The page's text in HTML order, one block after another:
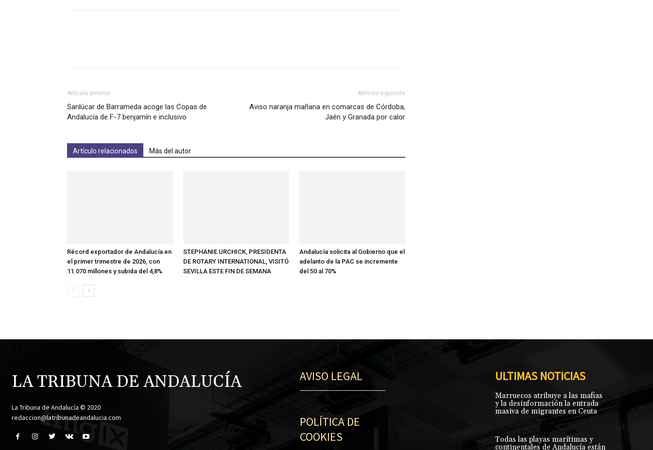
Artículo anterior
Sanlúcar de Barrameda acoge las Copas de
Andalucía de F-7 benjamín e inclusivo
Artículo siguiente
Aviso naranja mañana en comarcas de Córdoba,
Jaén y Granada por calor
Artículo relacionados Más del autor
Récord exportador de Andalucía en
el primer trimestre de 2026, con
11.070 millones y subida del 4,8%
STEPHANIE URCHICK, PRESIDENTA
DE ROTARY INTERNATIONAL, VISITÓ
SEVILLA ESTE FIN DE SEMANA
Andalucía solicita al Gobierno que el
adelanto de la PAC se incremente
del 50 al 70%
LA TRIBUNA DE ANDALUCÍA
.
La Tribuna de Andalucía © 2020
redaccion@latribunadeandalucia.com
AVISO LEGAL
POLÍTICA DE
COOKIES
ULTIMAS NOTICIAS
Marruecos atribuye a las mafias
y la desinformación la entrada
masiva de migrantes en Ceuta
Todas las playas marítimas y
continentales de Andalucía están